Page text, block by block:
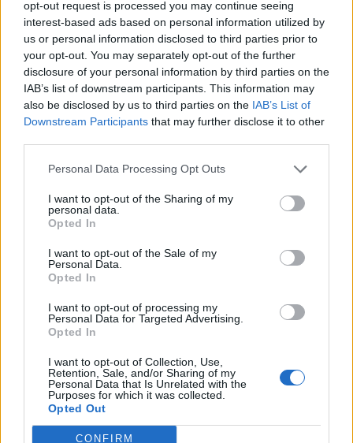
opt-out request is processed you may continue seeing
interest-based ads based on personal information utilized by
us or personal information disclosed to third parties prior to
your opt-out. You may separately opt-out of the further
disclosure of your personal information by third parties on the
IAB’s list of downstream participants. This information may
also be disclosed by us to third parties on the IAB’s List of
Downstream Participants that may further disclose it to other
Personal Data Processing Opt Outs
I want to opt-out of the Sharing of my
personal data.
Opted In
I want to opt-out of the Sale of my
Personal Data.
Opted In
I want to opt-out of processing my
Personal Data for Targeted Advertising.
Opted In
I want to opt-out of Collection, Use,
Retention, Sale, and/or Sharing of my
Personal Data that Is Unrelated with the
Purposes for which it was collected.
Opted Out
CONFIRM
Allestimento LOUNGE Full Optional;
- Alzacristalli elettrici,
-Specchi elettrici Automatici
-Computer di bordo,
-Radio Cd mp3,
-Pack Sense Light interne,
-Climatizzatore
-Gruppi ottici LED
-Impianto Stereo,
-ABS, Servosterzo, 12 Airbag.
12 o 24 Mesi di garanzia Full service, copertura totale
(INCLUSA NEL PREZZO DELLA VETTURA)
NON NAVIGARE A VUOTO, VISITA IL NOSTRO SITOWEB
PER SCOPRIRE TUTTI I SERVIZI CHE COLELLA
AUTOVEICOLI HA PENSATO SU MISURA PER TE!LE
NOSTRE AUTO HANNO TUTTE IL LIBRETTO DEI SERVIZI,
QUINDI KILOMETRAGGIO ORIGINALE E DIMOSTRABILE -